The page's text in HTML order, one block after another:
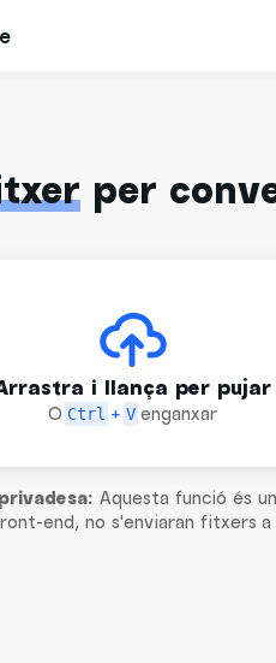
per
i llança per pujar
O Ctrl + V enganxar
Aquesta funció és
end, no s'enviaran fitxers a